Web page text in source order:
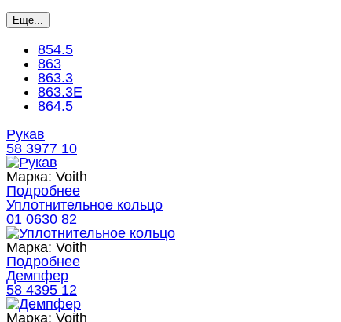
Еще...
854.5
863
863.3
863.3E
864.5
Рукав
58 3977 10
Марка: Voith
Подробнее
Уплотнительное кольцо
01 0630 82
Марка: Voith
Подробнее
Демпфер
58 4395 12
Марка: Voith